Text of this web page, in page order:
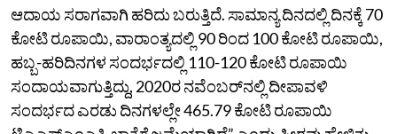
ಆದಾಯ ಸರಾಗವಾಗಿ ಹರಿದು ಬರುತ್ತಿದೆ. ಸಾಮಾನ್ಯ ದಿನದಲ್ಲಿ ದಿನಕ್ಕೆ 70
ಕೋಟಿ ರೂಪಾಯಿ, ವಾರಾಂತ್ಯದಲ್ಲಿ 90 ರಿಂದ 100 ಕೋಟಿ ರೂಪಾಯಿ,
ಹಬ್ಬ-ಹರಿದಿನಗಳ ಸಂದರ್ಭದಲ್ಲಿ 110-120 ಕೋಟಿ ರೂಪಾಯಿ
ಸಂದಾಯವಾಗುತ್ತಿದ್ದು, 2020ರ ನವೆಂಬರ್‌ನಲ್ಲಿ ದೀಪಾವಳಿ
ಸಂದರ್ಭದ ಎರಡು ದಿನಗಳಲ್ಲೇ 465.79 ಕೋಟಿ ರೂಪಾಯಿ